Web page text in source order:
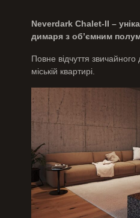
Neverdark Chalet-II –
димаря з об’ємним
Повне відчуття звичайного
міській квартирі.